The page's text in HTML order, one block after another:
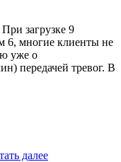
загрузке 9
6, многие клиенты не
уже о
передачей тревог. В
далее